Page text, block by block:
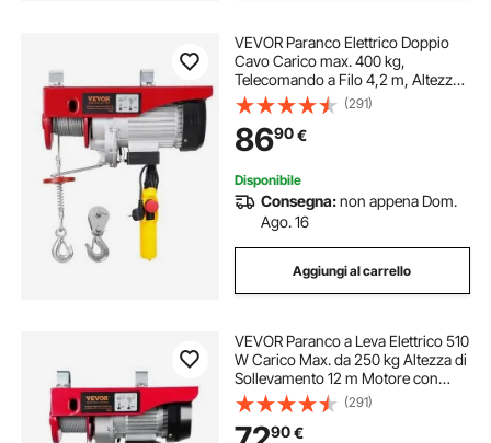
paranco elettrico wireless in
paranco elettrico wireless
paranco elettrico a trave a I
argano elettrico 12v con telecomando
wireless per paranco elettrico
paranco elettrico su trave
apriporta elettrico con telecomando
VEVOR Paranco Elettrico Doppio
Cavo Carico max. 400 kg,
Telecomando a Filo 4,2 m, Altezza
di Sollevamento Cavo Singolo 12 m,
Paranco Arresto di Emergenza,
Sollevatore per Garage, Magazzino,
Fabbrica
(291)
8690€
Disponibile
Consegna:non appena Dom.
Ago. 16
Aggiungi al carrello
VEVOR Paranco a Leva Elettrico 510
W Carico Max. da 250 kg Altezza di
Sollevamento 12 m Motore con
Telecomando, Paranco Elettrico a
Leva per Sollevamento Carico
Velocità 10 m/min da Garage
(291)
90€